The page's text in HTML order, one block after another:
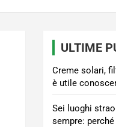
ULTIME
Creme solari,
è utile
Sei luoghi
sempre: